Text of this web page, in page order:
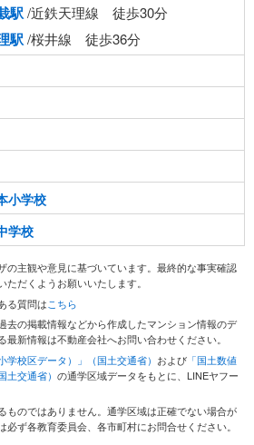
駅/近鉄天理線 徒歩30分
駅/桜井線 徒歩36分
小学校
学校
の主観や意見に基づいています。最終的な事実確認
だくようお願いいたします。
る質問はこちら
去の掲載情報などから作成したマンション情報のデ
新情報は不動産会社へお問い合わせください。
学校区データ）」（国土交通省） および 「国土数値
交通省） の通学区域データをもとに、LINEヤフー
ものではありません。通学区域は正確でない場合が
ず各教育委員会、各市町村にお問合せください。